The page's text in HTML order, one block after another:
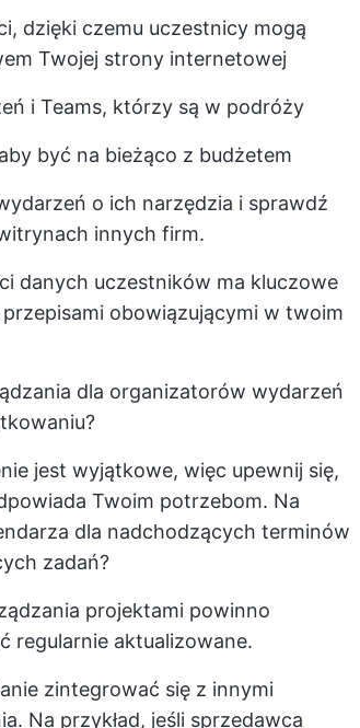
dzięki czemu uczestnicy mogą
Twojej strony internetowej
i Teams, którzy są w podróży
być na bieżąco z budżetem
o ich narzędzia i sprawdź
innych firm.
danych uczestników ma kluczowe
obowiązującymi w twoim
dla organizatorów wydarzeń
jest wyjątkowe, więc upewnij się,
Twoim potrzebom. Na
dla nadchodzących terminów
zadań?
projektami powinno
regularnie aktualizowane.
zintegrować się z innymi
Na przykład, jeśli sprzedawca